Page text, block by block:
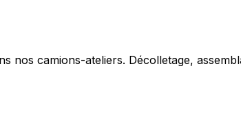
camions-ateliers. Décolletage,